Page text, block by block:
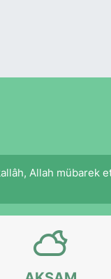
Allah mübarek